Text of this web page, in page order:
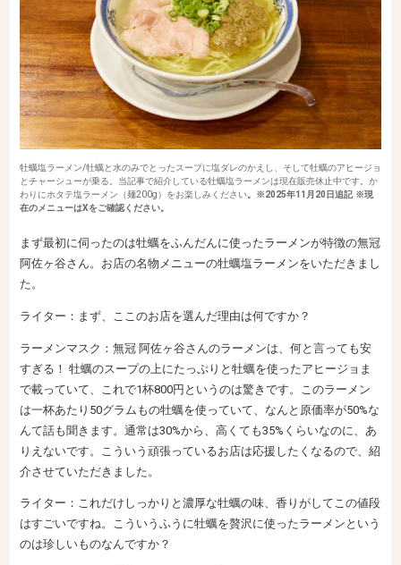
牡蠣塩ラーメン/牡蠣と水のみでとったスープに塩ダレのかえし、そして牡蠣のアヒージョ
とチャーシューが乗る。当記事で紹介している牡蠣塩ラーメンは現在販売休止中です。か
わりにホタテ塩ラーメン（麺200g）をお楽しみください。※2025年11月20日追記 ※現
在のメニューはXをご確認ください。
まず最初に伺ったのは牡蠣をふんだんに使ったラーメンが特徴の無冠
阿佐ヶ谷さん。お店の名物メニューの牡蠣塩ラーメンをいただきまし
た。
ライター：まず、ここのお店を選んだ理由は何ですか？
ラーメンマスク：無冠 阿佐ヶ谷さんのラーメンは、何と言っても安
すぎる！ 牡蠣のスープの上にたっぷりと牡蠣を使ったアヒージョま
で載っていて、これで1杯800円というのは驚きです。このラーメン
は一杯あたり50グラムもの牡蠣を使っていて、なんと原価率が50%な
んて話も聞きます。通常は30%から、高くても35%くらいなのに、あ
りえないです。こういう頑張っているお店は応援したくなるので、紹
介させていただきました。
ライター：これだけしっかりと濃厚な牡蠣の味、香りがしてこの値段
はすごいですね。こういうふうに牡蠣を贅沢に使ったラーメンという
のは珍しいものなんですか？